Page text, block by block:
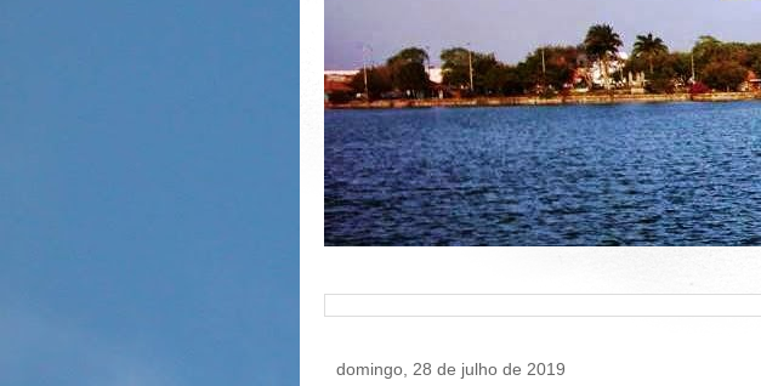
domingo, 28 de julho de 2019